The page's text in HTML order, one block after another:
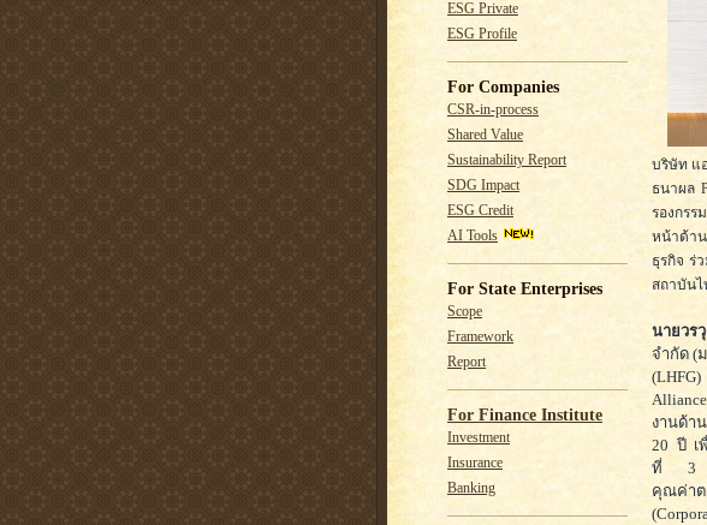
ESG Private
ESG Profile
For Companies
CSR-in-process
Shared Value
Sustainability Report
SDG Impact
ESG Credit
AI Tools
For State Enterprises
Scope
Framework
Report
For Finance Institute
Investment
Insurance
Banking
บริษัท แ
ธนาผล
รองกรร
หน้าด้า
ธุรกิจ ร่
สถาบัน
นายวร
จำกัด (
งานด้า
20 ปี เ
ที่ 3 แล
คุณค่าต